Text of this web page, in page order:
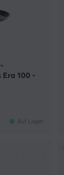
Era 100 -
Auf Lager